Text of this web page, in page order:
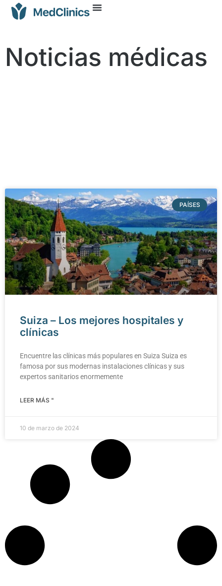
Noticias médicas
PAÍSES
Suiza – Los mejores hospitales y
clínicas
Encuentre las clínicas más populares en Suiza Suiza es
famosa por sus modernas instalaciones clínicas y sus
expertos sanitarios enormemente
LEER MÁS "
10 de marzo de 2024